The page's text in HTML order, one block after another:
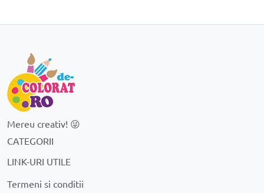
Mereu creativ! 😜
CATEGORII
LINK-URI UTILE
Termeni si conditii